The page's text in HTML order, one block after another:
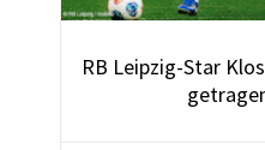
RB Leipzig-Star